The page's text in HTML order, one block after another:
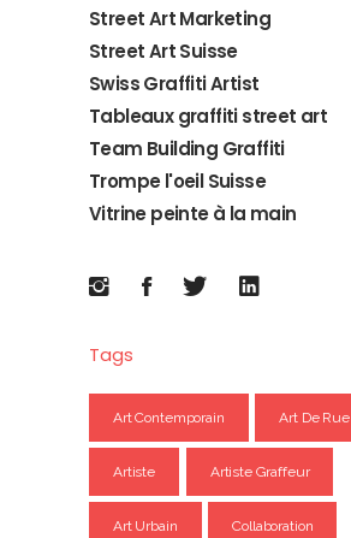
Street Art Marketing
Street Art Suisse
Swiss Graffiti Artist
Tableaux graffiti street art
Team Building Graffiti
Trompe l'oeil Suisse
Vitrine peinte à la main
Tags
Art Contemporain Art De Rue
Artiste Artiste Graffeur
Art Urbain Collaboration